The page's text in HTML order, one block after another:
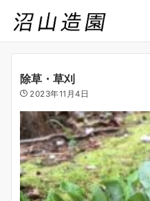
除草・草刈
2023年11月4日